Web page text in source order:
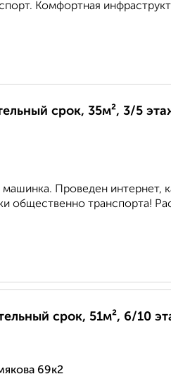
Комфортная
срок, 35м², 3/5
машинка. Проведен интернет,
общественно транспорта!
срок, 51м², 6/10
69к2